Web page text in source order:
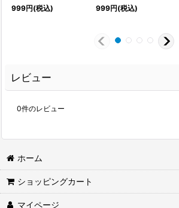
999円(税込)
999円(税込)
レビュー
0件のレビュー
ホーム
ショッピングカート
マイページ